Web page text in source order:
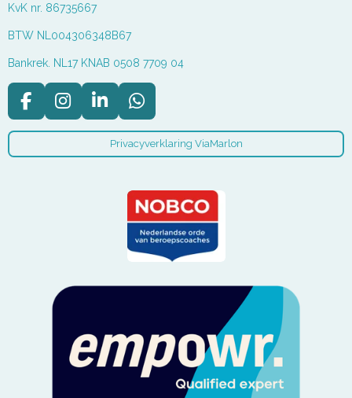
KvK nr. 86735667
BTW NL004306348B67
Bankrek. NL17 KNAB 0508 7709 04
F
e
I
t
L
k
W
a
t
A
p
p
Privacyverklaring ViaMarlon